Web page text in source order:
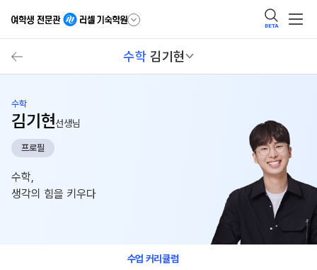
BETA
수학 김기현
수학
김기현선생님
프로필
수학,
생각의 힘을 키우다
수업 커리큘럼